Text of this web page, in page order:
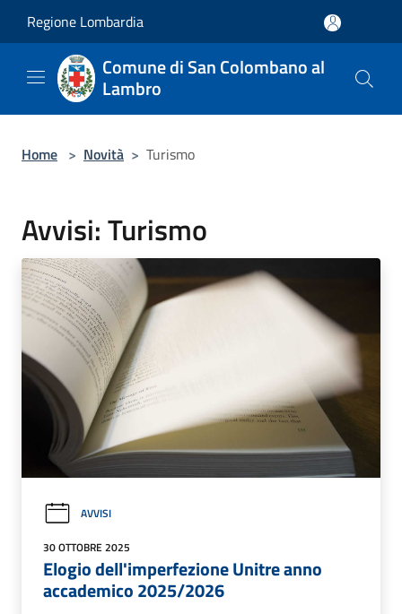
Regione Lombardia
Comune di San Colombano al
Lambro
Home > Novità > Turismo
Avvisi: Turismo
AVVISI
30 OTTOBRE 2025
Elogio dell'imperfezione Unitre anno
accademico 2025/2026